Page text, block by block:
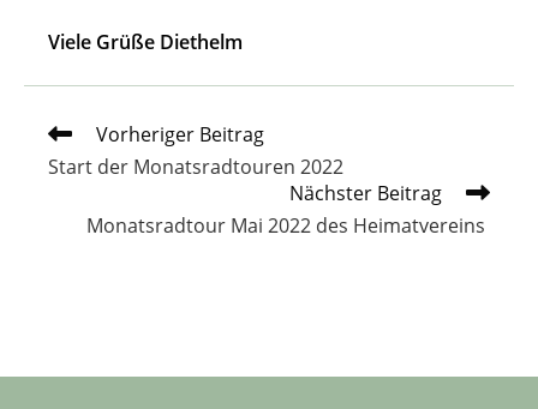
Viele Grüße Diethelm
Weitere
Artikel
ansehen
Vorheriger Beitrag
Start der Monatsradtouren 2022
Nächster Beitrag
Monatsradtour Mai 2022 des Heimatvereins